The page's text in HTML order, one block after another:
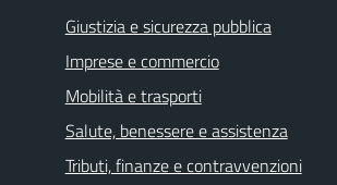
Giustizia e sicurezza pubblica
Imprese e commercio
Mobilità e trasporti
Salute, benessere e assistenza
Tributi, finanze e contravvenzioni